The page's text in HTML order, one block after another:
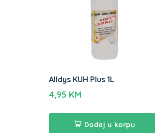
Alldys KUH Plus 1L
4,95 KM
Dodaj u korpu